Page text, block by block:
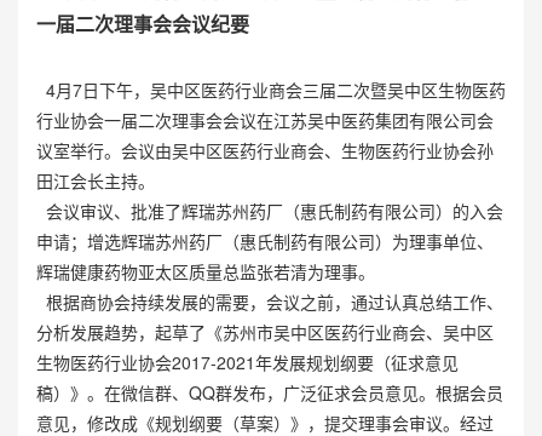
一届二次理事会会议纪要
4月7日下午，吴中区医药行业商会三届二次暨吴中区生物医药
行业协会一届二次理事会会议在江苏吴中医药集团有限公司会
议室举行。会议由吴中区医药行业商会、生物医药行业协会孙
田江会长主持。
会议审议、批准了辉瑞苏州药厂（惠氏制药有限公司）的入会
申请；增选辉瑞苏州药厂（惠氏制药有限公司）为理事单位、
辉瑞健康药物亚太区质量总监张若清为理事。
根据商协会持续发展的需要，会议之前，通过认真总结工作、
分析发展趋势，起草了《苏州市吴中区医药行业商会、吴中区
生物医药行业协会2017-2021年发展规划纲要（征求意见
稿）》。在微信群、QQ群发布，广泛征求会员意见。根据会员
意见，修改成《规划纲要（草案）》，提交理事会审议。经过